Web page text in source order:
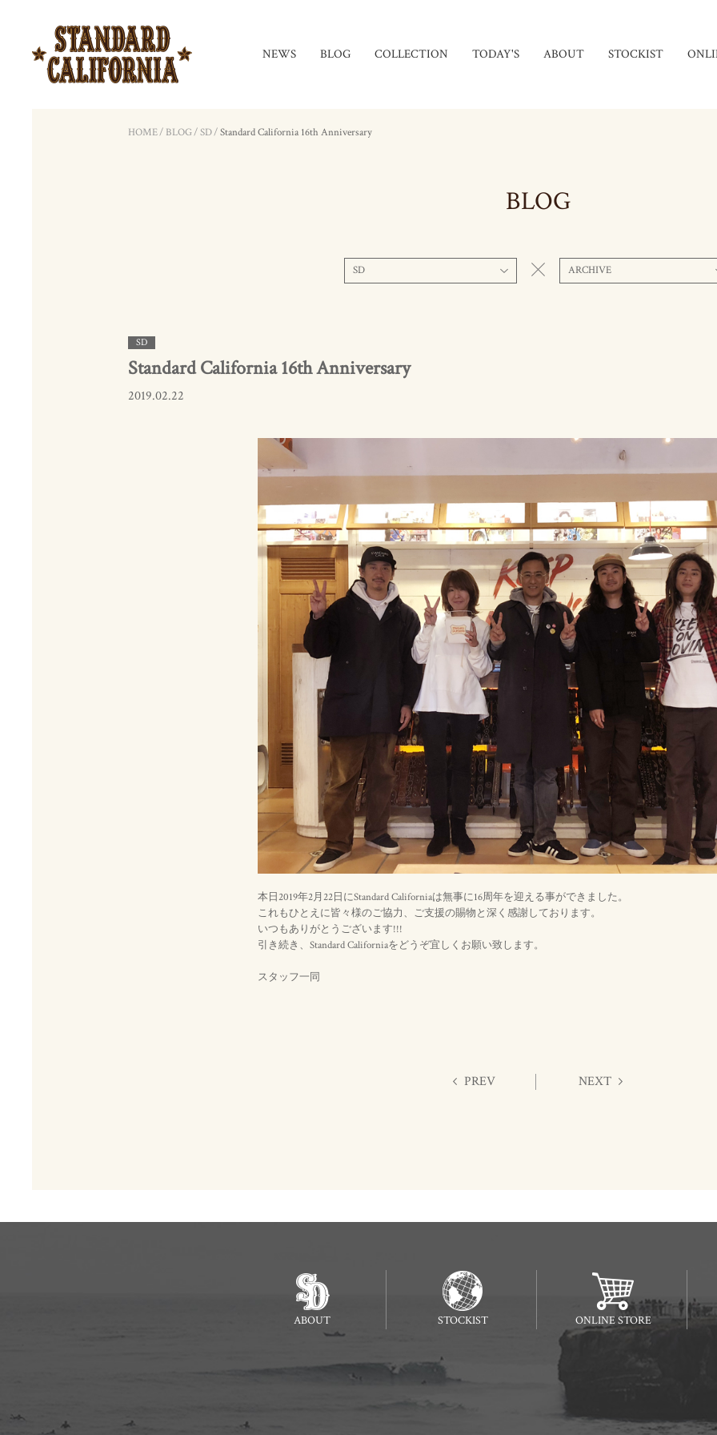
NEWS BLOG COLLECTION TODAY'S ABOUT STOCKIST
HOME/ BLOG/SD/Standard California 16th Anniversary
BLOG
SD ARCHIVE
SD
Standard California 16th Anniversary
2019.02.22
本日2019年2月22日にStandard Californiaは無事に16周年を迎える事ができました。
これもひとえに皆々様のご協力、ご支援の賜物と深く感謝しております。
いつもありがとうございます!!!
引き続き、Standard Californiaをどうぞ宜しくお願い致します。
スタッフ一同
PREV NEXT
ABOUT STOCKIST ONLINE STORE